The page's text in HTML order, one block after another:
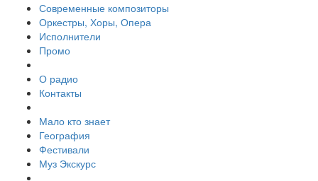
Современные композиторы
Оркестры, Хоры, Опера
Исполнители
Промо
О радио
Контакты
Мало кто знает
География
Фестивали
Муз Экскурс